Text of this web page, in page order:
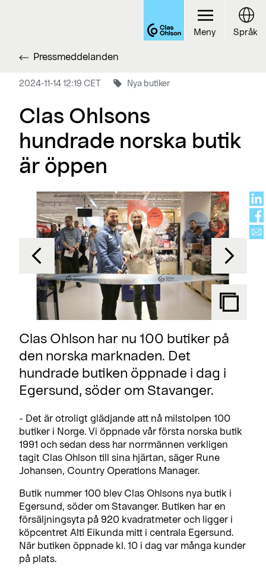
Pressmeddelanden
2024-11-14 12:19 CET Nya butiker
Clas Ohlsons
hundrade norska butik
är öppen
Clas Ohlson har nu 100 butiker på
den norska marknaden. Det
hundrade butiken öppnade i dag i
Egersund, söder om Stavanger.
- Det är otroligt glädjande att nå milstolpen 100
butiker i Norge. Vi öppnade vår första norska butik
1991 och sedan dess har norrmännen verkligen
tagit Clas Ohlson till sina hjärtan, säger Rune
Johansen, Country Operations Manager.
Butik nummer 100 blev Clas Ohlsons nya butik i
Egersund, söder om Stavanger. Butiken har en
försäljningsyta på 920 kvadratmeter och ligger i
köpcentret Alti Eikunda mitt i centrala Egersund.
När butiken öppnade kl. 10 i dag var många kunder
på plats.
Meny Språk